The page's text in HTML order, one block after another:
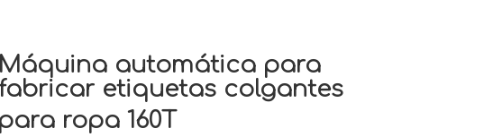
Máquina automática para
etiquetas colgantes
para ropa 160T